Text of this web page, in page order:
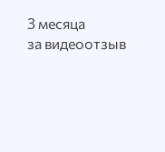
3 месяца
за видеоотзыв